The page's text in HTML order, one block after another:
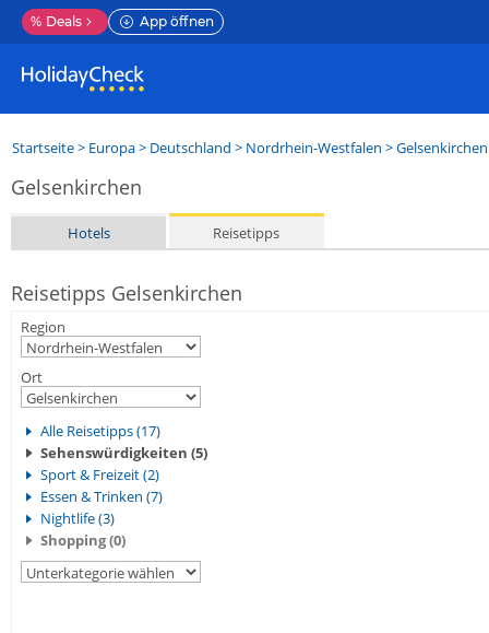
% Deals App öffnen
Startseite> Europa> Deutschland > Nordrhein-Westfalen >Gelsenkirchen
Gelsenkirchen
Hotels Reisetipps
Reisetipps Gelsenkirchen
Region
Ort
Alle Reisetipps (17)
Sehenswürdigkeiten (5)
Sport & Freizeit (2)
Essen & Trinken (7)
Nightlife (3)
Shopping (0)